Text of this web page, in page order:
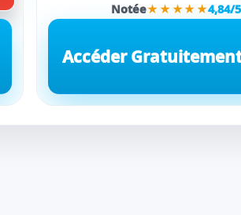
Notée★★★★★4,84/5
Accéder